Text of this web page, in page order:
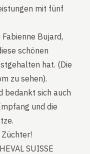
mit fünf
Bujard,
schönen
hat. (Die
zu sehen).
bedankt sich auch
und die
SUISSE